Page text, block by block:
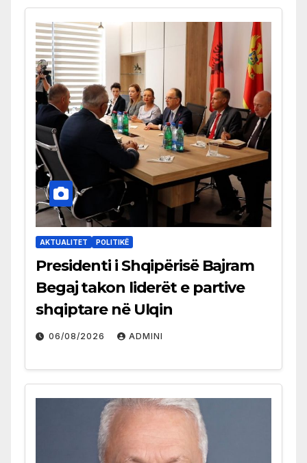
AKTUALITET POLITIKË
Presidenti i Shqipërisë Bajram
Begaj takon liderët e partive
shqiptare në Ulqin
06/08/2026 ADMINI